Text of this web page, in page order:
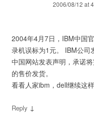
2006/08/12 at
2004年4月7日，IBM中国
录机误标为1元。 IBM公司
中国网站发表声明，承诺
的售价发货。
看看人家ibm，dell继续这
Reply ↓